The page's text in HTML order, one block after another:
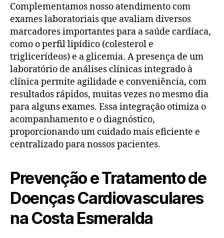
Complementamos nosso atendimento com
exames laboratoriais que avaliam diversos
marcadores importantes para a saúde cardíaca,
como o perfil lipídico (colesterol e
triglicerídeos) e a glicemia. A presença de um
laboratório de análises clínicas integrado à
clínica permite agilidade e conveniência, com
resultados rápidos, muitas vezes no mesmo dia
para alguns exames. Essa integração otimiza o
acompanhamento e o diagnóstico,
proporcionando um cuidado mais eficiente e
centralizado para nossos pacientes.
Prevenção e Tratamento de
Doenças Cardiovasculares
na Costa Esmeralda